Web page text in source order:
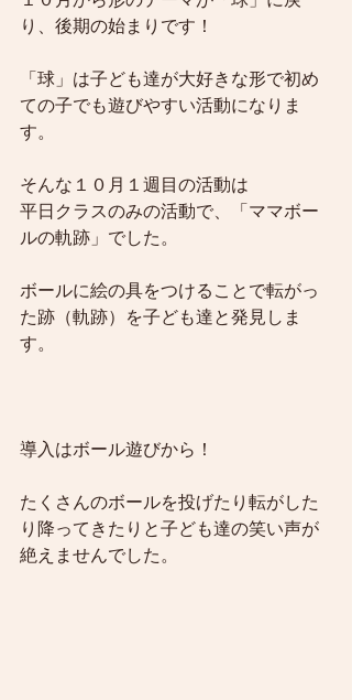
り、後期の始まりです！
「球」は子ども達が大好きな形で初め
ての子でも遊びやすい活動になりま
す。
そんな１０月１週目の活動は
平日クラスのみの活動で、「ママボー
ルの軌跡」でした。
ボールに絵の具をつけることで転がっ
た跡（軌跡）を子ども達と発見しま
す。
導入はボール遊びから！
たくさんのボールを投げたり転がした
り降ってきたりと子ども達の笑い声が
絶えませんでした。